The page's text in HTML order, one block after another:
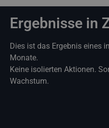
Ergebnisse in
Dies ist das Ergebnis eines
Monate.
Keine isolierten Aktionen.
Wachstum.